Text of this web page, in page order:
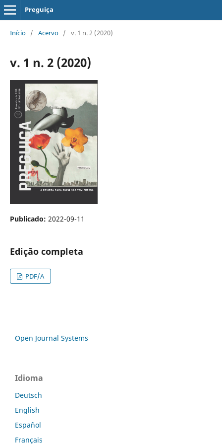
Preguiça
Início / Acervo / v. 1 n. 2 (2020)
v. 1 n. 2 (2020)
Publicado: 2022-09-11
Edição completa
PDF/A
Open Journal Systems
Idioma
Deutsch
English
Español
Français